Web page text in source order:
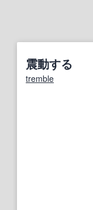
震動する
tremble